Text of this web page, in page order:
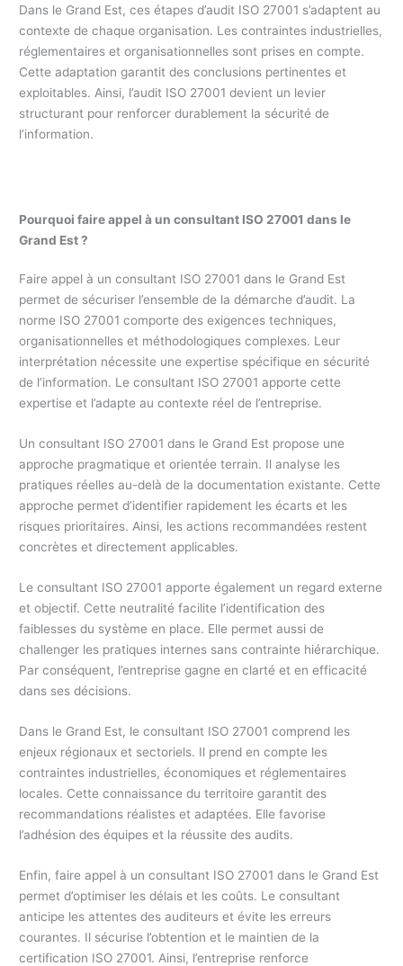
Dans le Grand Est, ces étapes d’audit ISO 27001 s’adaptent au
contexte de chaque organisation. Les contraintes industrielles,
réglementaires et organisationnelles sont prises en compte.
Cette adaptation garantit des conclusions pertinentes et
exploitables. Ainsi, l’audit ISO 27001 devient un levier
structurant pour renforcer durablement la sécurité de
l’information.
Pourquoi faire appel à un consultant ISO 27001dans le
Grand Est?
Faire appel à un consultant ISO 27001 dans le Grand Est
permet de sécuriser l’ensemble de la démarche d’audit. La
norme ISO 27001 comporte des exigences techniques,
organisationnelles et méthodologiques complexes. Leur
interprétation nécessite une expertise spécifique en sécurité
de l’information. Le consultant ISO 27001 apporte cette
expertise et l’adapte au contexte réel de l’entreprise.
Un consultant ISO 27001 dans le Grand Est propose une
approche pragmatique et orientée terrain. Il analyse les
pratiques réelles au-delà de la documentation existante. Cette
approche permet d’identifier rapidement les écarts et les
risques prioritaires. Ainsi, les actions recommandées restent
concrètes et directement applicables.
Le consultant ISO 27001 apporte également un regard externe
et objectif. Cette neutralité facilite l’identification des
faiblesses du système en place. Elle permet aussi de
challenger les pratiques internes sans contrainte hiérarchique.
Par conséquent, l’entreprise gagne en clarté et en efficacité
dans ses décisions.
Dans le Grand Est, le consultant ISO 27001 comprend les
enjeux régionaux et sectoriels. Il prend en compte les
contraintes industrielles, économiques et réglementaires
locales. Cette connaissance du territoire garantit des
recommandations réalistes et adaptées. Elle favorise
l’adhésion des équipes et la réussite des audits.
Enfin, faire appel à un consultant ISO 27001 dans le Grand Est
permet d’optimiser les délais et les coûts. Le consultant
anticipe les attentes des auditeurs et évite les erreurs
courantes. Il sécurise l’obtention et le maintien de la
certification ISO 27001. Ainsi, l’entreprise renforce